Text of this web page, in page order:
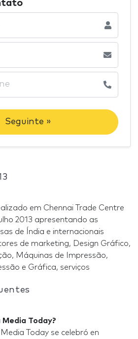
Seguinte »
em Chennai Trade Centre
2013 apresentando as
de Índia e internacionais
de marketing, Design Gráfico,
Máquinas de Impressão,
e Gráfica, serviços
Media Today?
Today se celebró en